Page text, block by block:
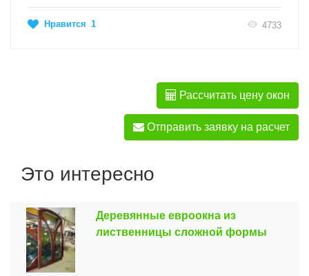
Нравится 1 4733
Рассчитать цену окон
Отправить заявку на расчет
Это интересно
Деревянные евроокна из
лиственницы сложной формы